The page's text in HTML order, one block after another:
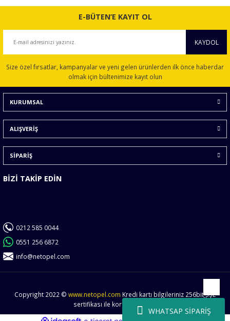
WHATSAP SİPARİŞ
Bu ürünün fiyat bilgisi, resim, ürün açıklamalarında ve diğer
konularda yetersiz gördüğünüz noktaları öneri formunu
Ürün açıklamasında eksik bilgiler bulunuyor.
Ürün bilgilerinde hatalar bulunuyor.
Ürün fiyatı diğer sitelerden daha pahalı.
Bu ürüne benzer farklı alternatifler olmalı.
E-BÜTEN’E KAYIT OL
KAYDOL
Size özel fırsatlar, kampanyalar ve yeni gelen ürünlerden ilk önce haberdar
olmak için bültenimize kayıt olun
KURUMSAL
ALIŞVERİŞ
SİPARİŞ
BİZİ TAKİP EDİN
0212 585 0044
0551 256 6872
info@netopel.com
Copyright 2022 © www.netopel.com Kredi kartı bilgileriniz 256bit SSL
sertifikası ile korunmaktadır.
Yukarı